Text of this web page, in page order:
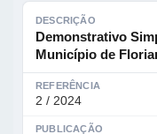
DESCRIÇÃO
Demonstrativo
Município de
REFERÊNCIA
2 / 2024
PUBLICAÇÃO